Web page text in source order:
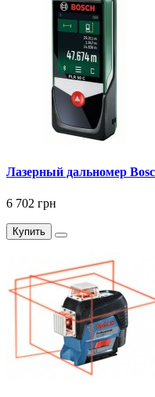
Лазерный дальномер
6 702 грн
Купить